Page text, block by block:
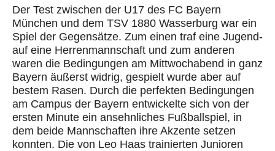
Der Test zwischen der U17 des FC Bayern
München und dem TSV 1880 Wasserburg war ein
Spiel der Gegensätze. Zum einen traf eine Jugend-
auf eine Herrenmannschaft und zum anderen
waren die Bedingungen am Mittwochabend in ganz
Bayern äußerst widrig, gespielt wurde aber auf
bestem Rasen. Durch die perfekten Bedingungen
am Campus der Bayern entwickelte sich von der
ersten Minute ein ansehnliches Fußballspiel , in
dem beide Mannschaften ihre Akzente setzen
konnten. Die von Leo Haas trainierten Junioren